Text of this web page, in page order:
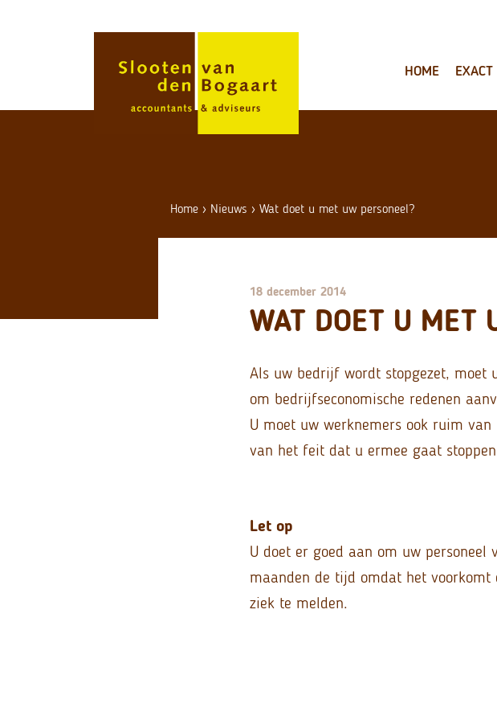
HOME
Home › Nieuws › Wat doet u met uw personeel?
18 december 2014
WAT DOET U MET
Als uw bedrijf wordt stopgezet, moet
om bedrijfseconomische redenen
U moet uw werknemers ook ruim
van het feit dat u ermee gaat
Let op
U doet er goed aan om uw
maanden de tijd omdat het
ziek te melden.